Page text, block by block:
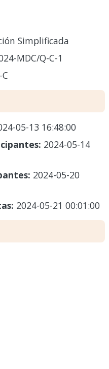
Simplificada
MDC/Q-C-1
05-13 16:48:00
2024-05-14
2024-05-20
2024-05-21 00:01:00